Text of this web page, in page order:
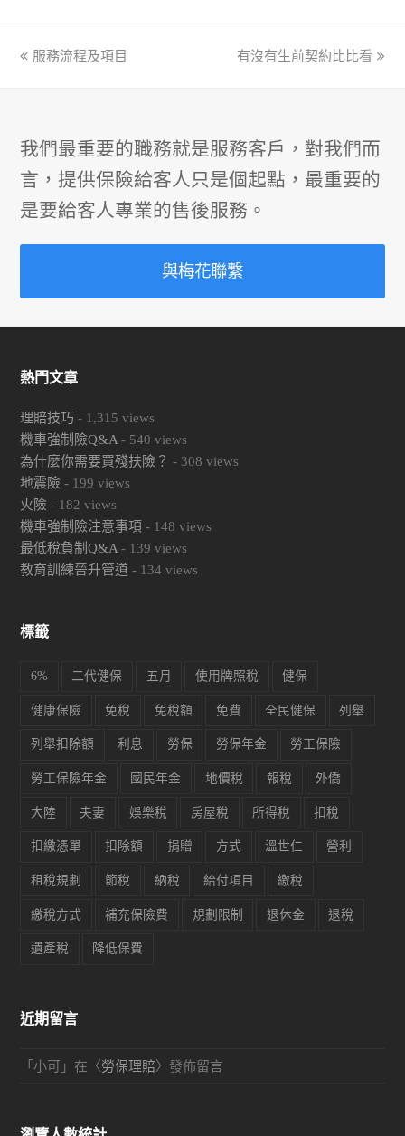
previous
服務流程及項目
next
有沒有生前契約比比看
我們最重要的職務就是服務客戶，對我們而
言，提供保險給客人只是個起點，最重要的
是要給客人專業的售後服務。
與梅花聯繫
熱門文章
理賠技巧 - 1,315 views
機車強制險Q&A - 540 views
為什麼你需要買殘扶險？ - 308 views
地震險 - 199 views
火險 - 182 views
機車強制險注意事項 - 148 views
最低稅負制Q&A - 139 views
教育訓練晉升管道 - 134 views
標籤
6% 二代健保 五月 使用牌照稅 健保
健康保險 免稅 免稅額 免費 全民健保 列舉
列舉扣除額 利息 勞保 勞保年金 勞工保險
勞工保險年金 國民年金 地價稅 報稅 外僑
大陸 夫妻 娛樂稅 房屋稅 所得稅 扣稅
扣繳憑單 扣除額 捐贈 方式 溫世仁 營利
租稅規劃 節稅 納稅 給付項目 繳稅
繳稅方式 補充保險費 規劃限制 退休金 退稅
遺產稅 降低保費
近期留言
「 小可 」在〈勞保理賠〉發佈留言